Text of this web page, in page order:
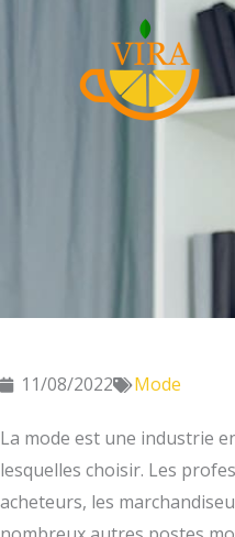
11/08/2022 Mode
La mode est une industrie
lesquelles choisir. Les
acheteurs, les